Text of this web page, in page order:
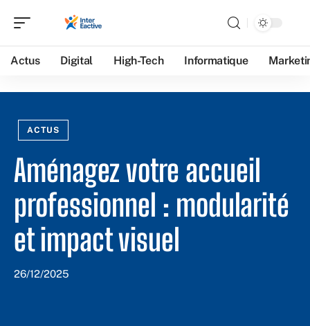
Actus Digital High-Tech Informatique
ACTUS
Aménagez votre accueil
professionnel : modularité
et impact visuel
26/12/2025